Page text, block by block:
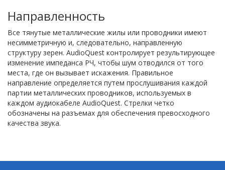
Направленность
Все тянутые металлические жилы или проводники имеют
несимметричную и, следовательно, направленную
структуру зерен. AudioQuest контролирует результирующее
изменение импеданса РЧ, чтобы шум отводился от того
места, где он вызывает искажения. Правильное
направление определяется путем прослушивания каждой
партии металлических проводников, используемых в
каждом аудиокабеле AudioQuest. Стрелки четко
обозначены на разъемах для обеспечения превосходного
качества звука.